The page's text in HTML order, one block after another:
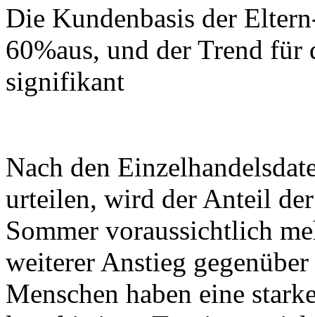
Die Kundenbasis der
60%aus, und der Trend für
signifikant
Nach den
urteilen, wird der Anteil
Sommer voraussichtlich
weiterer Anstieg
Menschen haben eine